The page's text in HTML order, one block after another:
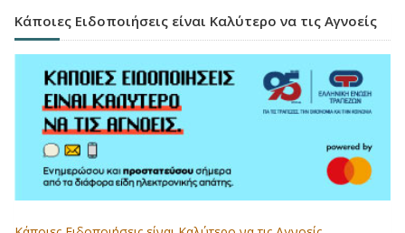
Κάποιες Ειδοποιήσεις είναι Καλύτερο να τις Αγνοείς